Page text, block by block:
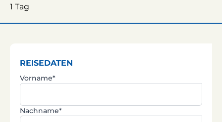
1 Tag
REISEDATEN
Vorname*
Nachname*